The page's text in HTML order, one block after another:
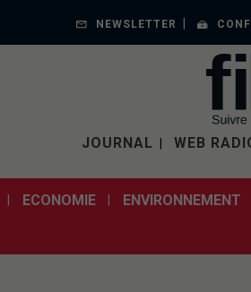
NEWSLETTER
JOURNAL WEB
ECONOMIE ENVIRONNEMENT